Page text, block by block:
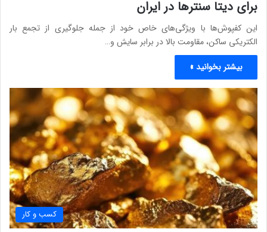
برای دیتا سنترها در ایران
این کفپوش‌ها با ویژگی‌های خاص خود از جمله جلوگیری از تجمع بار
الکتریکی ساکن، مقاومت بالا در برابر سایش و…
بیشتر بخوانید »
کسب و کار